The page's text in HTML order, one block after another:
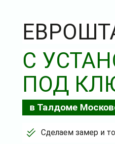
С
ПОД
в Талдоме
Сделаем замер и